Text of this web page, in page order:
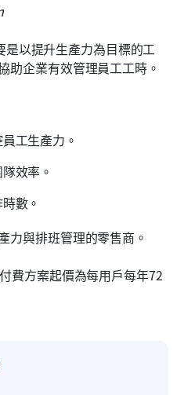
是以提升生產力為目標的工
助企業有效管理員工工時。
工生產力。
效率。
數。
力與排班管理的零售商。
費方案起價為每用戶每年72